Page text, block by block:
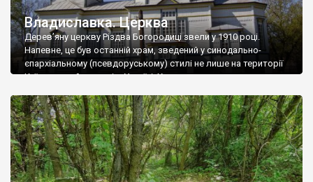
Владиславка. Церква
Дерев’яну церкву Різдва Богородиці звели у 1910 році.
Напевне, це був останній храм, зведений у синодально-
єпархіальному (псевдоруському) стилі не лише на території
Київщини, а й взагалі в Україні. Храми такого стиля
синодалками. Але, незважаючи на стиль, київський
архітектор Микола Юргенс вніс у проект немало рис
української народної архітектури, зокрема […]